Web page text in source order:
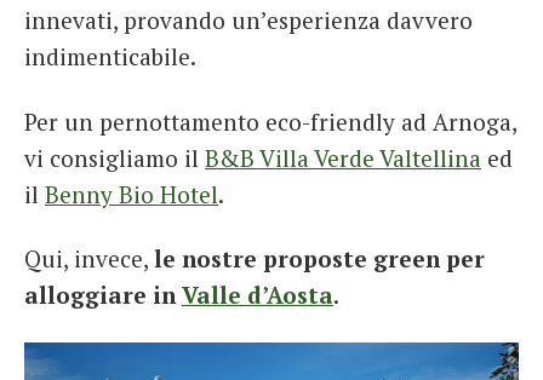
innevati, provando un’esperienza davvero
indimenticabile.
Per un pernottamento eco-friendly ad Arnoga,
vi consigliamo il B&B Villa Verde Valtellina ed
il Benny Bio Hotel.
Qui, invece, le nostre proposte green per
alloggiare inValle d’Aosta.